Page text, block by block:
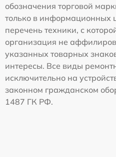
обозначения торговой
только в информационных
перечень техники, с
организация не
указанных товарных
интересы. Все виды
исключительно на
законном гражданском
1487 ГК РФ.